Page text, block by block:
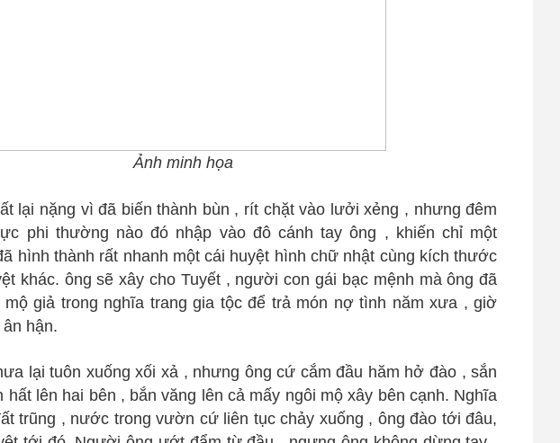
Ảnh minh họa
lại nặng vì đã biến thành bùn , rít chặt vào lưởi xẻng , nhưng đêm
phi thường nào đó nhập vào đô cánh tay ông , khiến chỉ một
hình thành rất nhanh một cái huyệt hình chữ nhật cùng kích thước
khác. ông sẽ xây cho Tuyết , người con gái bạc mệnh mà ông đã
mộ giả trong nghĩa trang gia tộc để trả món nợ tình năm xưa , giờ
hận.
lại tuôn xuống xối xả , nhưng ông cứ cắm đầu hăm hở đào , sắn
hất lên hai bên , bắn văng lên cả mấy ngôi mộ xây bên cạnh. Nghĩa
trũng , nước trong vườn cứ liên tục chảy xuống , ông đào tới đâu,